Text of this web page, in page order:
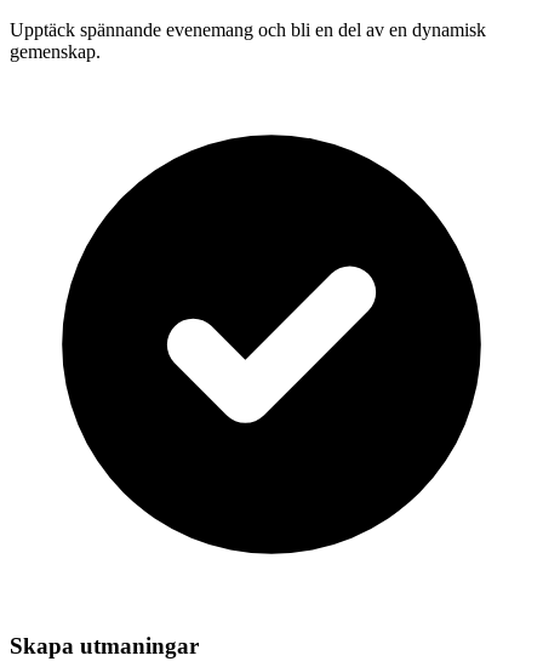
Upptäck spännande evenemang och bli en del av en dynamisk
gemenskap.
Skapa utmaningar